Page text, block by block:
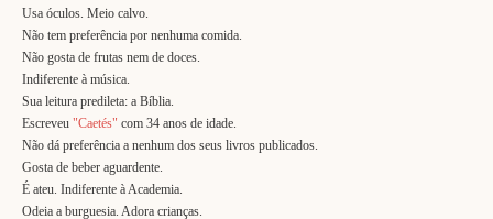
Usa óculos. Meio calvo.
Não tem preferência por nenhuma comida.
Não gosta de frutas nem de doces.
Indiferente à música.
Sua leitura predileta: a Bíblia.
Escreveu "Caetés" com 34 anos de idade.
Não dá preferência a nenhum dos seus livros publicados.
Gosta de beber aguardente.
É ateu. Indiferente à Academia.
Odeia a burguesia. Adora crianças.